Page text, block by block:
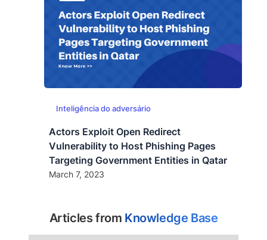
Inteligência do adversário
Actors Exploit Open Redirect
Vulnerability to Host Phishing Pages
Targeting Government Entities in Qatar
March 7, 2023
Articles from Knowledge Base